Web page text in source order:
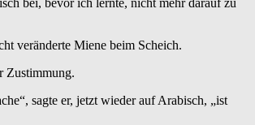
bei, bevor ich lernte, nicht mehr darauf zu
veränderte Miene beim Scheich.
Zustimmung.
sagte er, jetzt wieder auf Arabisch, „ist